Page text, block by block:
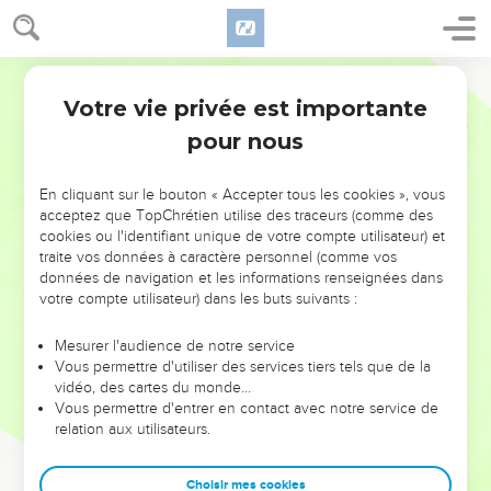
NE MANQUEZ PAS L’ÉVÉNEMENT
DE L’ANNÉE !
ET SI LEURS ERREURS POUVAIENT VOUS ÉVITER LES
VOTRES ?
leur foi ou leur vision. Mais on voit moins les doutes, les erreurs
et les saisons difficiles qu'ils ont traversés, alors même que ce
sont elles qui les ont façonnés.
Dans cette conférence, leaders, entrepreneurs, et responsables
clés pour avancer avec plus de sagesse afin que leurs erreurs
Votre vie privée est importante
pour nous
En cliquant sur le bouton « Accepter tous les cookies », vous
acceptez que TopChrétien utilise des traceurs (comme des
cookies ou l'identifiant unique de votre compte utilisateur) et
traite vos données à caractère personnel (comme vos
données de navigation et les informations renseignées dans
votre compte utilisateur) dans les buts suivants :
Mesurer l'audience de notre service
Vous permettre d'utiliser des services tiers tels que de la
vidéo, des cartes du monde…
Vous permettre d'entrer en contact avec notre service de
relation aux utilisateurs.
Choisir mes cookies